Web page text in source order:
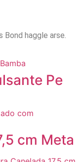
haggle arse.
Pe
cm Meta